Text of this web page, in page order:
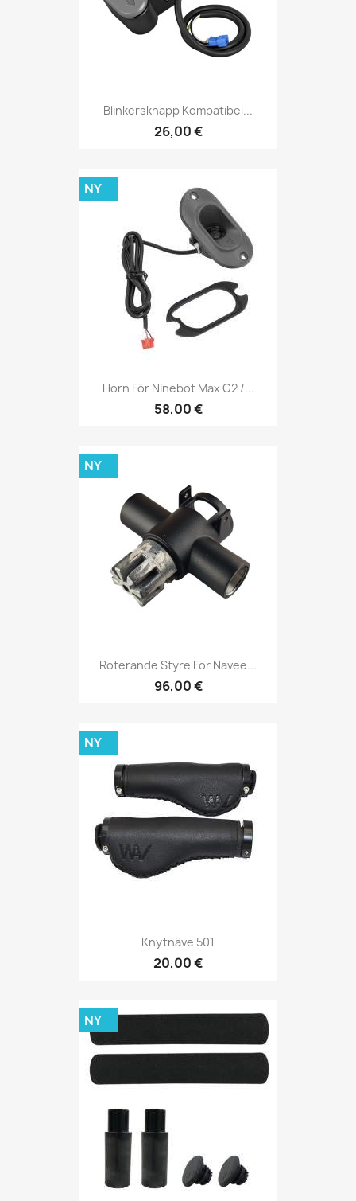
Blinkersknapp Kompatibel...
26,00 €
Horn För Ninebot Max G2 /...
58,00 €
NY
Roterande Styre För Navee...
96,00 €
NY
Knytnäve 501
20,00 €
NY
NY